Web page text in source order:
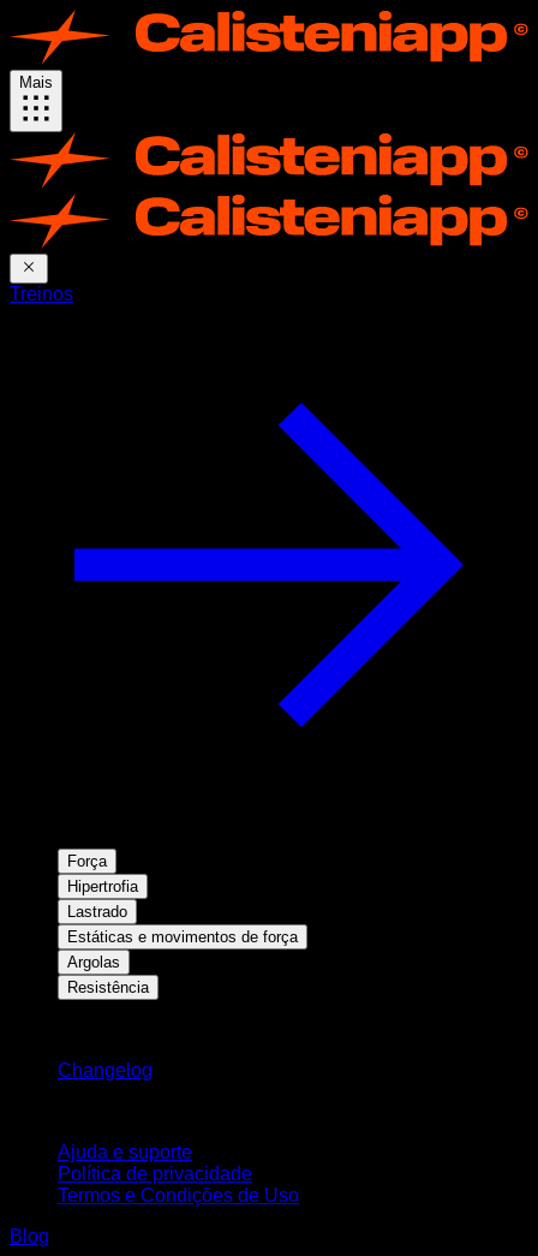
Mais
Treinos
Força
Hipertrofia
Lastrado
Estáticas e movimentos de força
Argolas
Resistência
Changelog
Ajuda e suporte
Política de privacidade
Termos e Condições de Uso
Blog